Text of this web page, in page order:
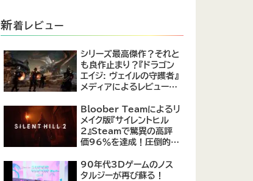
新着レビュー
シリーズ最高傑作？それと
も良作止まり？『ドラゴン
エイジ: ヴェイルの守護者』
メディアによるレビューが
ラクター育成システムは好
評、戦闘システムは賛否あ
り
Bloober Teamによるリ
メイク版『サイレントヒル
2』Steamで驚異の高評
価96％を達成！圧倒的な
の復活
90年代3Dゲームのノス
タルジーが再び蘇る！